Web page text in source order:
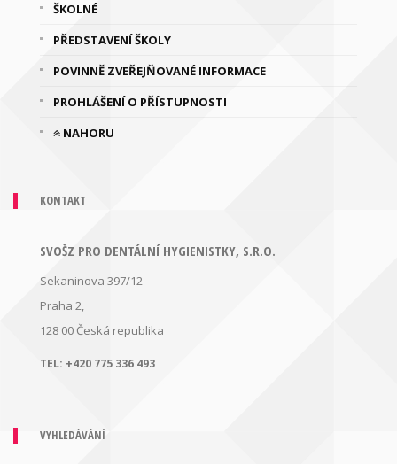
ŠKOLNÉ
PŘEDSTAVENÍ ŠKOLY
POVINNĚ ZVEŘEJŇOVANÉ INFORMACE
PROHLÁŠENÍ O PŘÍSTUPNOSTI
NAHORU
KONTAKT
SVOŠZ PRO DENTÁLNÍ HYGIENISTKY, S.R.O.
Sekaninova 397/12
Praha 2,
128 00 Česká republika
TEL: +420 775 336 493
VYHLEDÁVÁNÍ